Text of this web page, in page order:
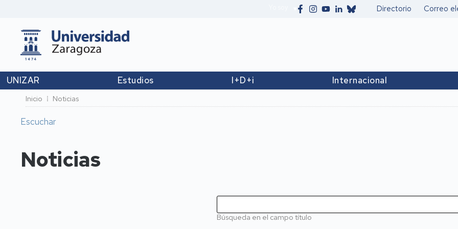
Secundario
Directorio Correo
UNIZAR Estudios I+D+i Internacional
Ruta
de
navegación
Inicio Noticias
Escuchar
Noticias
Búsqueda en el campo título